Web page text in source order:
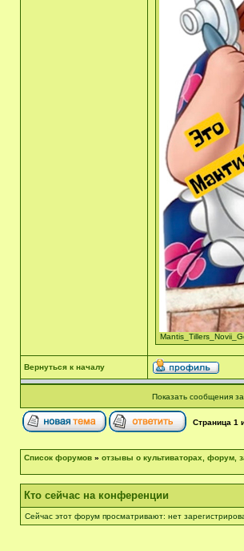
Вернуться к началу
Показать сообщения
Страница 1
Список форумов » отзывы о культиваторах, форум,
Кто сейчас на конференции
Сейчас этот форум просматривают: нет